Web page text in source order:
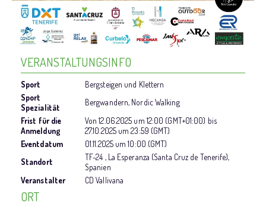
VERANSTALTUNGSINFO
Sport
Bergsteigen und Klettern
Sport
Spezialität
Bergwandern, Nordic Walking
Frist für die
Anmeldung
Von12.06.2025 um 12:00 (GMT+01:00) bis
27.10.2025um23:59 (GMT)
Eventdatum
01.11.2025um10:00 (GMT)
Standort
TF-24 , La Esperanza (Santa Cruz de Tenerife),
Spanien
Veranstalter
CD Vallivana
ORT